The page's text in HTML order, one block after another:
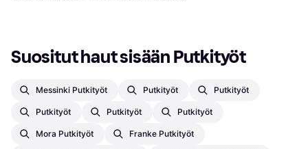
Suositut haut sisään Putkityöt
Messinki Putkityöt Putkityöt Putkityöt
Putkityöt Putkityöt Putkityöt
Mora Putkityöt Franke Putkityöt